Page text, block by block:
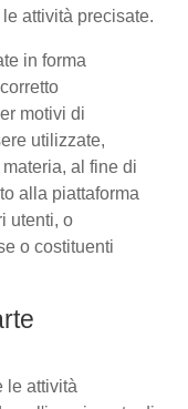
attività precisate.
in forma
motivi di
utilizzate,
al fine di
alla piattaforma
utenti, o
o costituenti
le attività